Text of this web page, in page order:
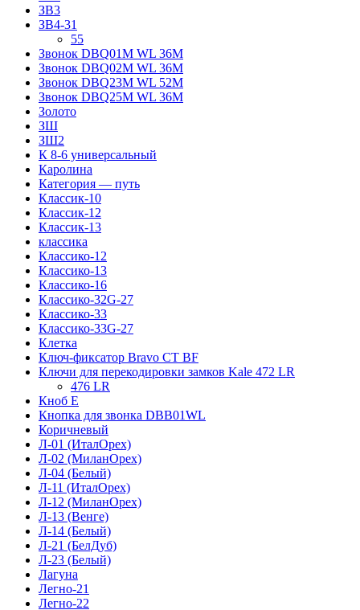
ЗВ3
ЗВ4-31
55
Звонок DBQ01M WL 36M
Звонок DBQ02M WL 36M
Звонок DBQ23M WL 52M
Звонок DBQ25M WL 36M
Золото
ЗШ
ЗШ2
К 8-6 универсальный
Каролина
Категория — путь
Классик-10
Классик-12
Классик-13
классика
Классико-12
Классико-13
Классико-16
Классико-32G-27
Классико-33
Классико-33G-27
Клетка
Ключ-фиксатор Bravo СТ BF
Ключи для перекодировки замков Kale 472 LR
476 LR
Кноб Е
Кнопка для звонка DBB01WL
Коричневый
Л-01 (ИталОрех)
Л-02 (МиланОрех)
Л-04 (Белый)
Л-11 (ИталОрех)
Л-12 (МиланОрех)
Л-13 (Венге)
Л-14 (Белый)
Л-21 (БелДуб)
Л-23 (Белый)
Лагуна
Легно-21
Легно-22